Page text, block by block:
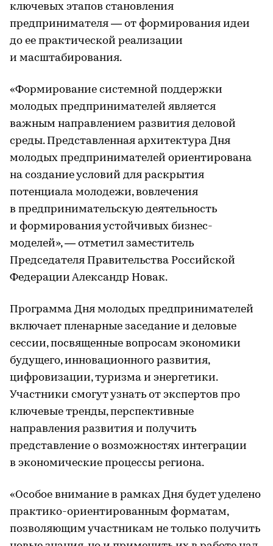
ключевых этапов становления
предпринимателя — от формирования идеи
до ее практической реализации
и масштабирования.
«Формирование системной поддержки
молодых предпринимателей является
важным направлением развития деловой
среды. Представленная архитектура Дня
молодых предпринимателей ориентирована
на создание условий для раскрытия
потенциала молодежи, вовлечения
в предпринимательскую деятельность
и формирования устойчивых бизнес-
моделей», — отметил заместитель
Председателя Правительства Российской
Федерации Александр Новак.
Программа Дня молодых предпринимателей
включает пленарные заседание и деловые
сессии, посвященные вопросам экономики
будущего, инновационного развития,
цифровизации, туризма и энергетики.
Участники смогут узнать от экспертов про
ключевые тренды, перспективные
направления развития и получить
представление о возможностях интеграции
в экономические процессы региона.
«Особое внимание в рамках Дня будет уделено
практико-ориентированным форматам,
позволяющим участникам не только получить